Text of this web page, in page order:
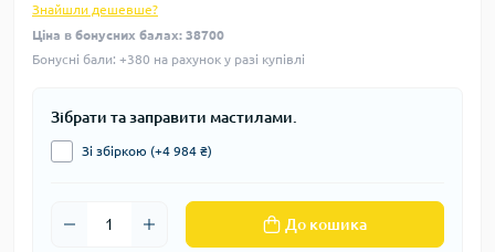
Знайшли дешевше?
Ціна в бонусних балах: 38700
Бонусні бали: +380 на рахунок у разі купівлі
Зібрати та заправити мастилами.
Зі збіркою (+4 984 ₴)
До кошика